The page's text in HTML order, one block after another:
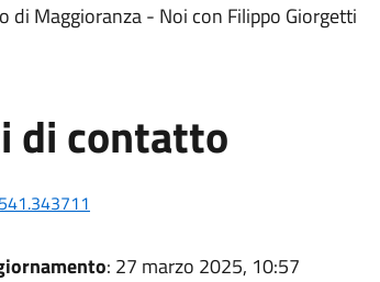
di Maggioranza - Noi con Filippo Giorgetti
di contatto
: 27 marzo 2025, 10:57